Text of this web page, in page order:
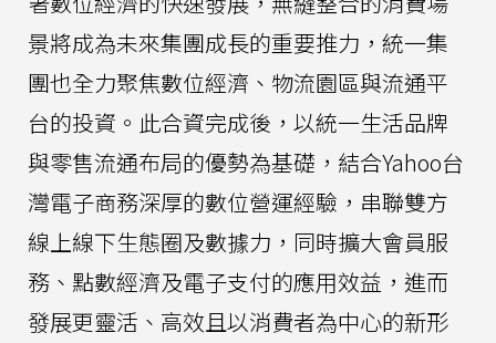
景將成為未來集團成長的重要推力，統一集
團也全力聚焦數位經濟、物流園區與流通平
台的投資。此合資完成後，以統一生活品牌
與零售流通布局的優勢為基礎，結合Yahoo台
灣電子商務深厚的數位營運經驗，串聯雙方
線上線下生態圈及數據力，同時擴大會員服
務、點數經濟及電子支付的應用效益，進而
發展更靈活、高效且以消費者為中心的新形